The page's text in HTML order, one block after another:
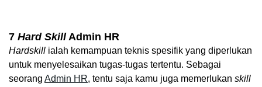
7 Hard Skill Admin HR
Hardskill ialah kemampuan teknis spesifik yang diperlukan
untuk menyelesaikan tugas-tugas tertentu. Sebagai
seorang Admin HR, tentu saja kamu juga memerlukan